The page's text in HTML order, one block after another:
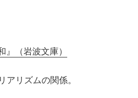
（岩波文庫）
リズムの関係。